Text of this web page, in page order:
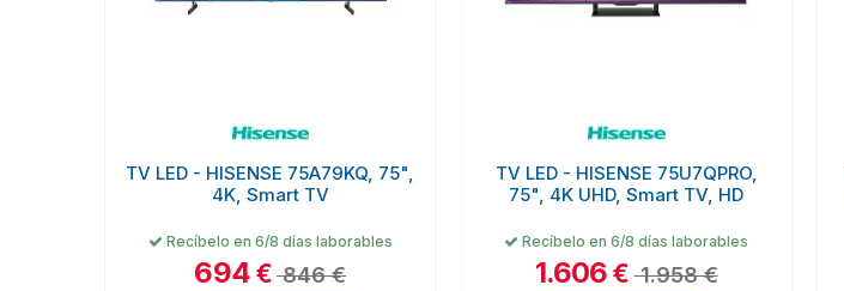
TV LED - HISENSE 75A79KQ, 75",
4K, Smart TV
Recíbelo en 6/8 días laborables
694€846 €
TV LED - HISENSE 75U7QPRO,
75", 4K UHD, Smart TV, HD
Recíbelo en 6/8 días laborables
1.606 € 1.958 €